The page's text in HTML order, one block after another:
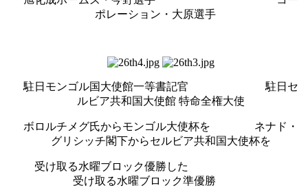
ポレーション・大原選手
駐日モンゴル国大使館一等書記官 駐日セ
ルビア共和国大使館 特命全権大使
ボロルチメグ氏からモンゴル大使杯を ネナド・
グリシッチ閣下からセルビア共和国大使杯を
受け取る水曜ブロック優勝した
受け取る水曜ブロック準優勝